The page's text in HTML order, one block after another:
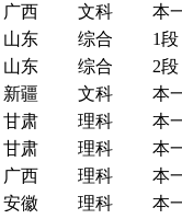
广西 文科
本
山东 综合
1段
山东 综合
2段
新疆 文科
本
甘肃 理科
本
甘肃 理科
本
广西 理科
本
安徽 理科
本